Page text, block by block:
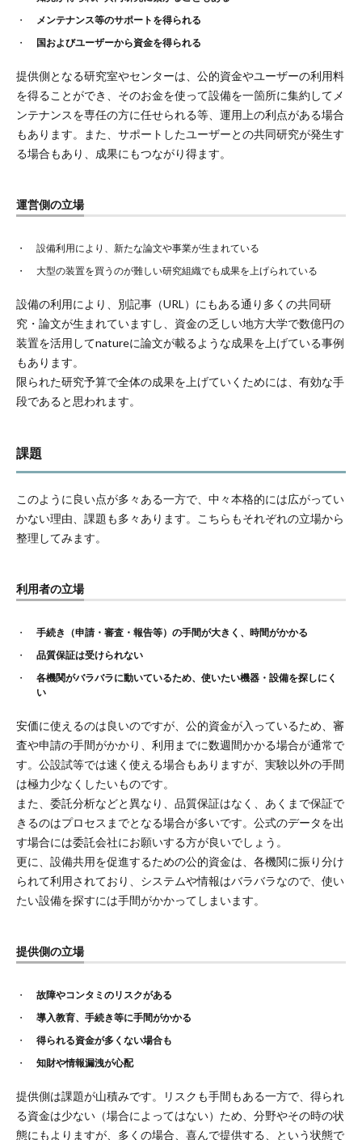
メンテナンス等のサポートを得られる
国およびユーザーから資金を得られる
提供側となる研究室やセンターは、公的資金やユーザーの利用料
を得ることができ、そのお金を使って設備を一箇所に集約してメ
ンテナンスを専任の方に任せられる等、運用上の利点がある場合
もあります。また、サポートしたユーザーとの共同研究が発生す
る場合もあり、成果にもつながり得ます。
運営側の立場
設備利用により、新たな論文や事業が生まれている
大型の装置を買うのが難しい研究組織でも成果を上げられている
設備の利用により、別記事（URL）にもある通り多くの共同研
究・論文が生まれていますし、資金の乏しい地方大学で数億円の
装置を活用してnatureに論文が載るような成果を上げている事例
もあります。
限られた研究予算で全体の成果を上げていくためには、有効な手
段であると思われます。
課題
このように良い点が多々ある一方で、中々本格的には広がってい
かない理由、課題も多々あります。こちらもそれぞれの立場から
整理してみます。
利用者の立場
手続き（申請・審査・報告等）の手間が大きく、時間がかかる
品質保証は受けられない
各機関がバラバラに動いているため、使いたい機器・設備を探しにく
い
安価に使えるのは良いのですが、公的資金が入っているため、審
査や申請の手間がかかり、利用までに数週間かかる場合が通常で
す。公設試等では速く使える場合もありますが、実験以外の手間
は極力少なくしたいものです。
また、委託分析などと異なり、品質保証はなく、あくまで保証で
きるのはプロセスまでとなる場合が多いです。公式のデータを出
す場合には委託会社にお願いする方が良いでしょう。
更に、設備共用を促進するための公的資金は、各機関に振り分け
られて利用されており、システムや情報はバラバラなので、使い
たい設備を探すには手間がかかってしまいます。
提供側の立場
故障やコンタミのリスクがある
導入教育、手続き等に手間がかかる
得られる資金が多くない場合も
知財や情報漏洩が心配
提供側は課題が山積みです。リスクも手間もある一方で、得られ
る資金は少ない（場合によってはない）ため、分野やその時の状
態にもよりますが、多くの場合、喜んで提供する、という状態で